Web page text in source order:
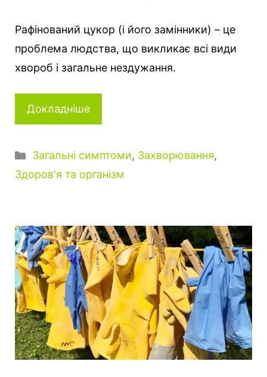
Рафінований цукор (і його замінники) – це
проблема людства, що викликає всі види
хвороб і загальне нездужання.
Докладніше
Категорії
Загальні симптоми, Захворювання,
Здоров'я та організм